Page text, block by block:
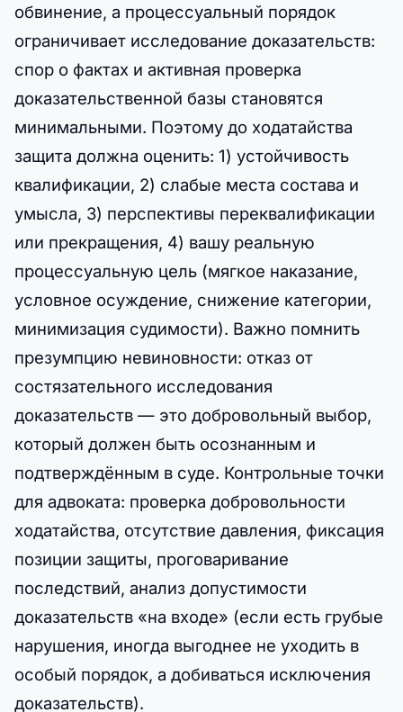
обвинение, а процессуальный порядок
ограничивает исследование доказательств:
спор о фактах и активная проверка
доказательственной базы становятся
минимальными. Поэтому до ходатайства
защита должна оценить: 1) устойчивость
квалификации, 2) слабые места состава и
умысла, 3) перспективы переквалификации
или прекращения, 4) вашу реальную
процессуальную цель (мягкое наказание,
условное осуждение, снижение категории,
минимизация судимости). Важно помнить
презумпцию невиновности: отказ от
состязательного исследования
доказательств — это добровольный выбор,
который должен быть осознанным и
подтверждённым в суде. Контрольные точки
для адвоката: проверка добровольности
ходатайства, отсутствие давления, фиксация
позиции защиты, проговаривание
последствий, анализ допустимости
доказательств «на входе» (если есть грубые
нарушения, иногда выгоднее не уходить в
особый порядок, а добиваться исключения
доказательств).